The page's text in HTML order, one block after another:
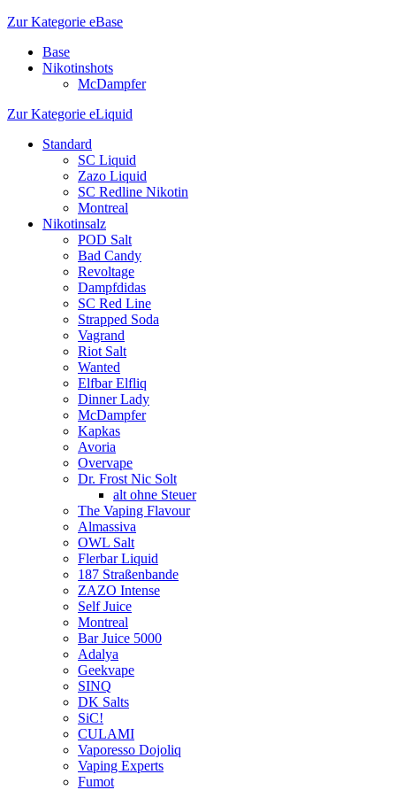
Zur Kategorie eBase
Base
Nikotinshots
McDampfer
Zur Kategorie eLiquid
Standard
SC Liquid
Zazo Liquid
SC Redline Nikotin
Montreal
Nikotinsalz
POD Salt
Bad Candy
Revoltage
Dampfdidas
SC Red Line
Strapped Soda
Vagrand
Riot Salt
Wanted
Elfbar Elfliq
Dinner Lady
McDampfer
Kapkas
Avoria
Overvape
Dr. Frost Nic Solt
alt ohne Steuer
The Vaping Flavour
Almassiva
OWL Salt
Flerbar Liquid
187 Straßenbande
ZAZO Intense
Self Juice
Montreal
Bar Juice 5000
Adalya
Geekvape
SINQ
DK Salts
SiC!
CULAMI
Vaporesso Dojoliq
Vaping Experts
Fumot